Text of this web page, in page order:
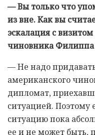
— Вы только что
из вне. Как вы
эскалация с
чиновника Филиппа
— Не надо
американского
дипломат,
ситуацией. Поэтому
ситуацию пока
ее и не может быть,